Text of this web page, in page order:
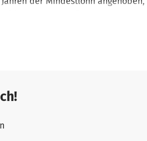
Großspender aus Deutschland
monatlich einen zuverlässigen